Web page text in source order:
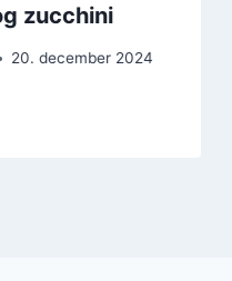
zucchini
20. december 2024